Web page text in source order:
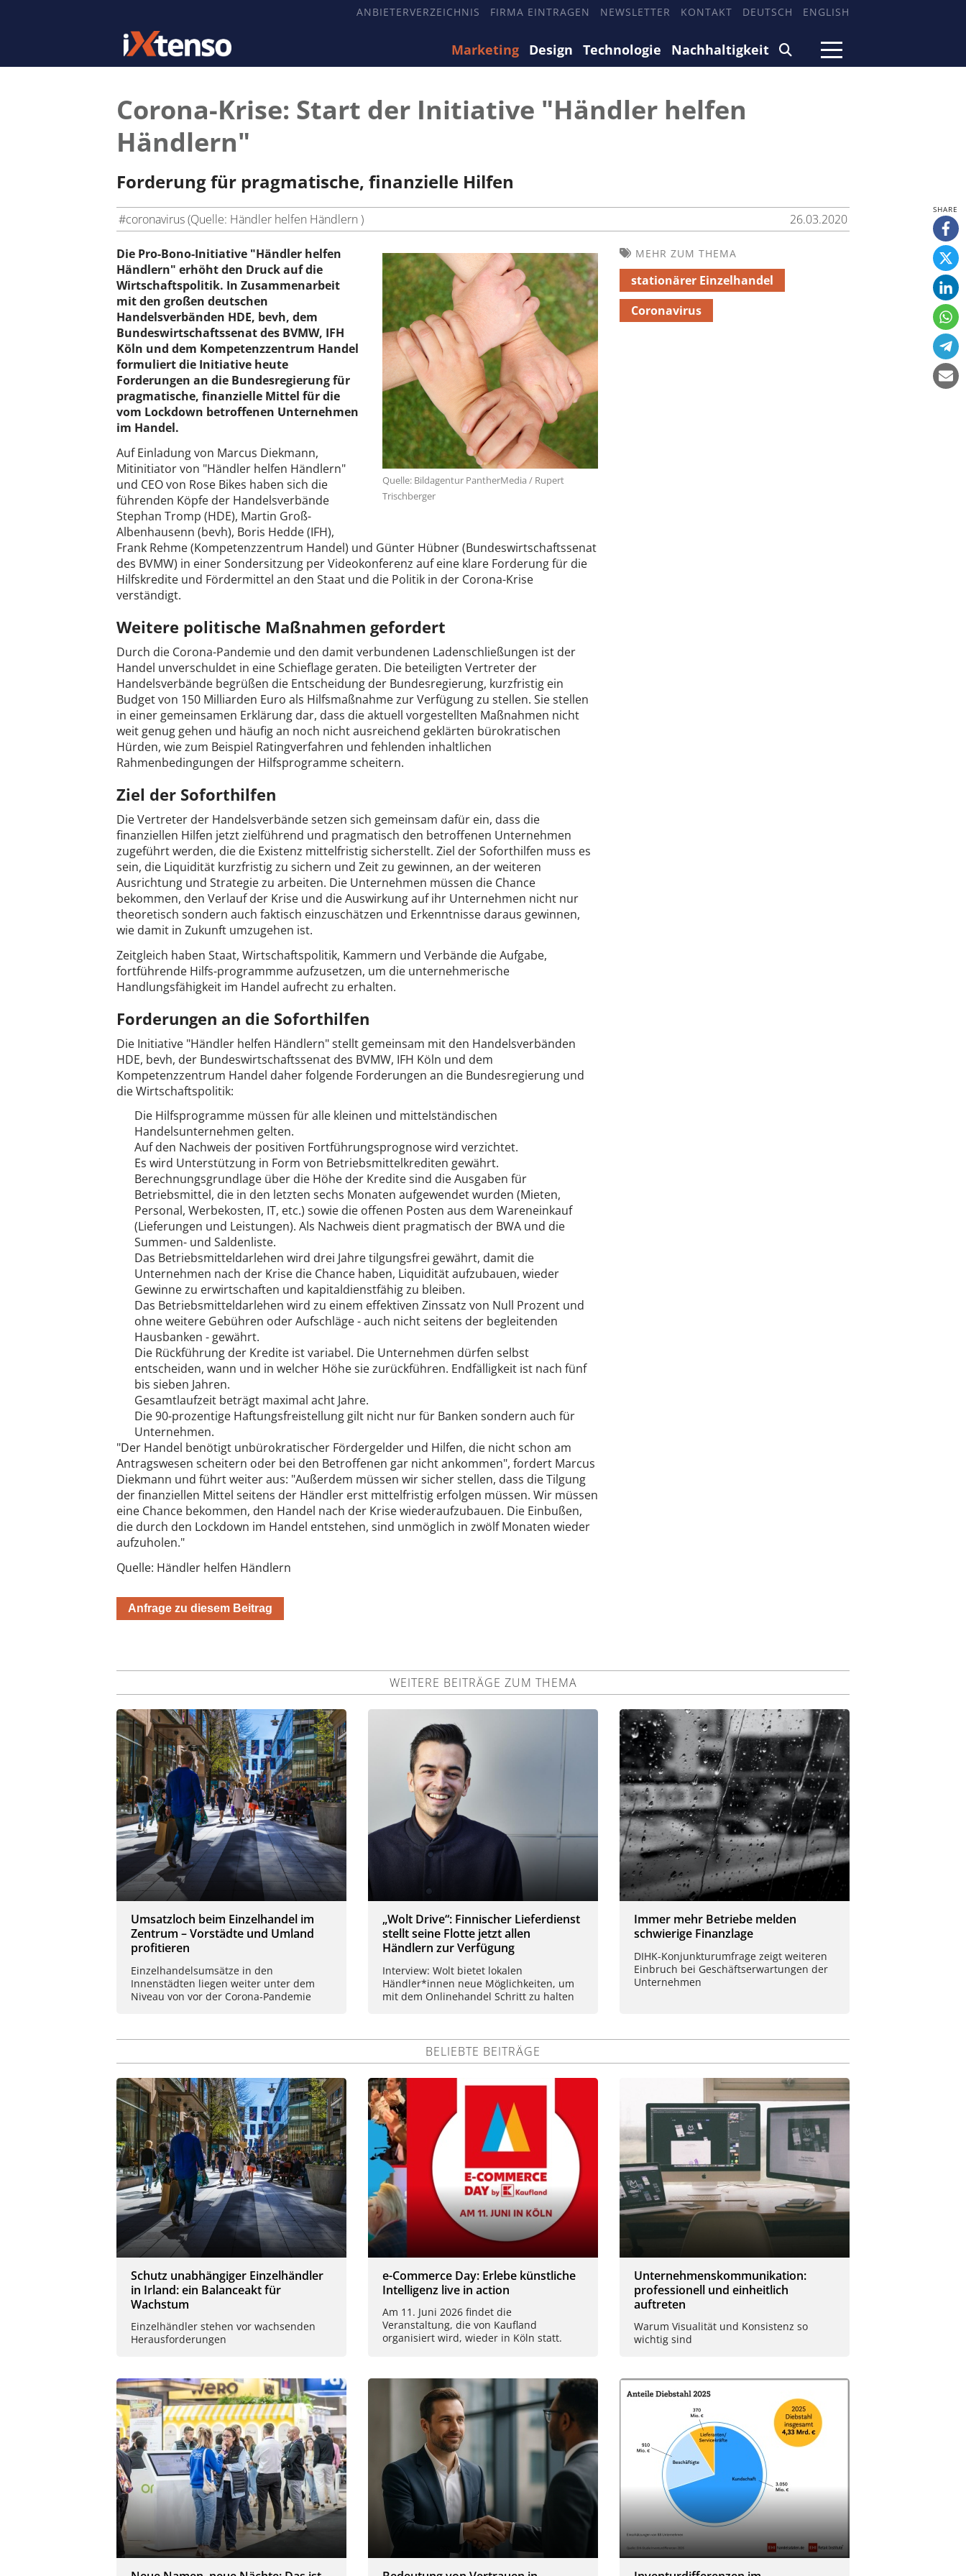
ANBIETERVERZEICHNIS FIRMA EINTRAGEN NEWSLETTER KONTAKT DEUTSCH ENGLISH
Marketing Design Technologie Nachhaltigkeit
Corona-Krise: Start der Initiative "Händler helfen
Händlern"
Forderung für pragmatische, finanzielle Hilfen
#coronavirus (Quelle: Händler helfen Händlern ) 26.03.2020
Quelle: Bildagentur PantherMedia / Rupert
Trischberger
Die Pro-Bono-Initiative "Händler helfen
Händlern" erhöht den Druck auf die
Wirtschaftspolitik. In Zusammenarbeit
mit den großen deutschen
Handelsverbänden HDE, bevh, dem
Bundeswirtschaftssenat des BVMW, IFH
Köln und dem Kompetenzzentrum Handel
formuliert die Initiative heute
Forderungen an die Bundesregierung für
pragmatische, finanzielle Mittel für die
vom Lockdown betroffenen Unternehmen
im Handel.
Auf Einladung von Marcus Diekmann,
Mitinitiator von "Händler helfen Händlern"
und CEO von Rose Bikes haben sich die
führenden Köpfe der Handelsverbände
Stephan Tromp (HDE), Martin Groß-
Albenhausenn (bevh), Boris Hedde (IFH),
Frank Rehme (Kompetenzzentrum Handel) und Günter Hübner (Bundeswirtschaftssenat
des BVMW) in einer Sondersitzung per Videokonferenz auf eine klare Forderung für die
Hilfskredite und Fördermittel an den Staat und die Politik in der Corona-Krise
verständigt.
Weitere politische Maßnahmen gefordert
Durch die Corona-Pandemie und den damit verbundenen Ladenschließungen ist der
Handel unverschuldet in eine Schieflage geraten. Die beteiligten Vertreter der
Handelsverbände begrüßen die Entscheidung der Bundesregierung, kurzfristig ein
Budget von 150 Milliarden Euro als Hilfsmaßnahme zur Verfügung zu stellen. Sie stellen
in einer gemeinsamen Erklärung dar, dass die aktuell vorgestellten Maßnahmen nicht
weit genug gehen und häufig an noch nicht ausreichend geklärten bürokratischen
Hürden, wie zum Beispiel Ratingverfahren und fehlenden inhaltlichen
Rahmenbedingungen der Hilfsprogramme scheitern.
Ziel der Soforthilfen
Die Vertreter der Handelsverbände setzen sich gemeinsam dafür ein, dass die
finanziellen Hilfen jetzt zielführend und pragmatisch den betroffenen Unternehmen
zugeführt werden, die die Existenz mittelfristig sicherstellt. Ziel der Soforthilfen muss es
sein, die Liquidität kurzfristig zu sichern und Zeit zu gewinnen, an der weiteren
Ausrichtung und Strategie zu arbeiten. Die Unternehmen müssen die Chance
bekommen, den Verlauf der Krise und die Auswirkung auf ihr Unternehmen nicht nur
theoretisch sondern auch faktisch einzuschätzen und Erkenntnisse daraus gewinnen,
wie damit in Zukunft umzugehen ist.
Zeitgleich haben Staat, Wirtschaftspolitik, Kammern und Verbände die Aufgabe,
fortführende Hilfs-programmme aufzusetzen, um die unternehmerische
Handlungsfähigkeit im Handel aufrecht zu erhalten.
Forderungen an die Soforthilfen
Die Initiative "Händler helfen Händlern" stellt gemeinsam mit den Handelsverbänden
HDE, bevh, der Bundeswirtschaftssenat des BVMW, IFH Köln und dem
Kompetenzzentrum Handel daher folgende Forderungen an die Bundesregierung und
die Wirtschaftspolitik:
Die Hilfsprogramme müssen für alle kleinen und mittelständischen
Handelsunternehmen gelten.
Auf den Nachweis der positiven Fortführungsprognose wird verzichtet.
Es wird Unterstützung in Form von Betriebsmittelkrediten gewährt.
Berechnungsgrundlage über die Höhe der Kredite sind die Ausgaben für
Betriebsmittel, die in den letzten sechs Monaten aufgewendet wurden (Mieten,
Personal, Werbekosten, IT, etc.) sowie die offenen Posten aus dem Wareneinkauf
(Lieferungen und Leistungen). Als Nachweis dient pragmatisch der BWA und die
Summen- und Saldenliste.
Das Betriebsmitteldarlehen wird drei Jahre tilgungsfrei gewährt, damit die
Unternehmen nach der Krise die Chance haben, Liquidität aufzubauen, wieder
Gewinne zu erwirtschaften und kapitaldienstfähig zu bleiben.
Das Betriebsmitteldarlehen wird zu einem effektiven Zinssatz von Null Prozent und
ohne weitere Gebühren oder Aufschläge - auch nicht seitens der begleitenden
Hausbanken - gewährt.
Die Rückführung der Kredite ist variabel. Die Unternehmen dürfen selbst
entscheiden, wann und in welcher Höhe sie zurückführen. Endfälligkeit ist nach fünf
bis sieben Jahren.
Gesamtlaufzeit beträgt maximal acht Jahre.
Die 90-prozentige Haftungsfreistellung gilt nicht nur für Banken sondern auch für
Unternehmen.
"Der Handel benötigt unbürokratischer Fördergelder und Hilfen, die nicht schon am
Antragswesen scheitern oder bei den Betroffenen gar nicht ankommen", fordert Marcus
Diekmann und führt weiter aus: "Außerdem müssen wir sicher stellen, dass die Tilgung
der finanziellen Mittel seitens der Händler erst mittelfristig erfolgen müssen. Wir müssen
eine Chance bekommen, den Handel nach der Krise wiederaufzubauen. Die Einbußen,
die durch den Lockdown im Handel entstehen, sind unmöglich in zwölf Monaten wieder
aufzuholen."
Quelle: Händler helfen Händlern
Anfrage zu diesem Beitrag
MEHR ZUM THEMA
stationärer Einzelhandel
Coronavirus
WEITERE BEITRÄGE ZUM THEMA
Umsatzloch beim Einzelhandel im
Zentrum – Vorstädte und Umland
profitieren
Einzelhandelsumsätze in den
Innenstädten liegen weiter unter dem
Niveau von vor der Corona-Pandemie
„Wolt Drive“: Finnischer Lieferdienst
stellt seine Flotte jetzt allen
Händlern zur Verfügung
Interview: Wolt bietet lokalen
Händler*innen neue Möglichkeiten, um
mit dem Onlinehandel Schritt zu halten
Immer mehr Betriebe melden
schwierige Finanzlage
DIHK-Konjunkturumfrage zeigt weiteren
Einbruch bei Geschäftserwartungen der
Unternehmen
BELIEBTE BEITRÄGE
Schutz unabhängiger Einzelhändler
in Irland: ein Balanceakt für
Wachstum
Einzelhändler stehen vor wachsenden
Herausforderungen
e-Commerce Day: Erlebe künstliche
Intelligenz live in action
Am 11. Juni 2026 findet die
Veranstaltung, die von Kaufland
organisiert wird, wieder in Köln statt.
Unternehmenskommunikation:
professionell und einheitlich
auftreten
Warum Visualität und Konsistenz so
wichtig sind